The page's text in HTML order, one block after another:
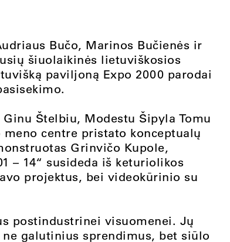
Bučo, Marinos Bučienės ir
šiuolaikinės lietuviškosios
paviljoną Expo 2000 parodai
Štelbiu, Modestu Šipyla Tomu
centre pristato konceptualų
Grinvičo Kupole,
– 14“ susideda iš keturiolikos
projektus, bei videokūrinio su
postindustrinei visuomenei. Jų
galutinius sprendimus, bet siūlo